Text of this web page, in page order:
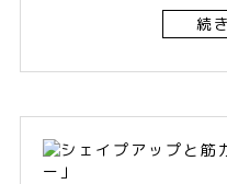
続